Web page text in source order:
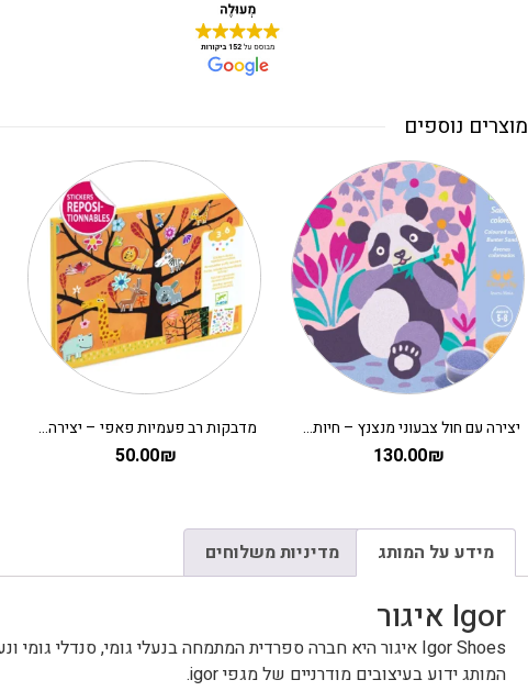
מוצרים נוספים
יצירה עם חול צבעוני מנצנץ – חיות מתוקות DJECO
130.00₪
מדבקות רב פעמיות פאפי – יצירה לקטנים על העץ
50.00₪
מידע על המותג מדיניות משלוחים
Igor איגור
Igor Shoes איגור היא חברה ספרדית המתמחה בנעלי גומי, סנדלי גומי ונעליים לילדים.
המותג ידוע בעיצובים מודרניים של מגפי igor.